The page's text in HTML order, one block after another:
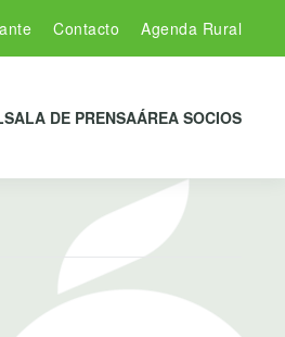
Contacto Agenda Rural
SALA DE PRENSAÁREA SOCIOS